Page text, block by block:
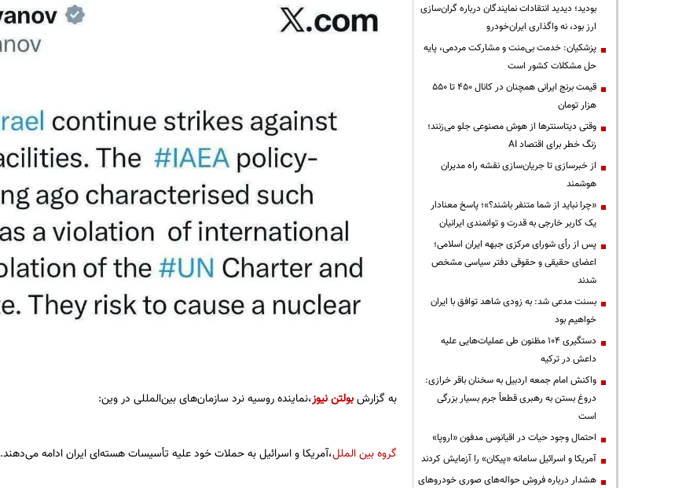
به گزارشبولتن نیوز،نماینده روسیه نرد سازمان‌های بین‌المللی در وین:
گروه بین الملل،آمریکا و اسرائیل به حملات خود علیه تأسیسات هسته‌ای ایران ادامه می‌دهند.
بودید؛ دیدید انتقادات نمایندگان درباره گران‌سازی
ارز بود، نه واگذاری ایران‌خودرو
پزشکیان: خدمت بی‌منت و مشارکت مردمی، پایه
حل مشکلات کشور است
قیمت‌ برنج ایرانی همچنان در کانال ۴۵۰ تا ۵۵۰
هزار تومان
وقتی دیتاسنترها از هوش مصنوعی جلو می‌زنند؛
زنگ خطر برای اقتصاد AI
از خبرسازی تا جریان‌سازی نقشه راه مدیران
هوشمند
«چرا نباید از شما متنفر باشند؟»؛ پاسخ معنادار
یک کاربر خارجی به قدرت و توانمندی ایرانیان
پس از رأی شورای مرکزی جبهه ایران اسلامی؛
اعضای حقیقی و حقوقی دفتر سیاسی مشخص
شدند
بسنت مدعی شد: به زودی شاهد توافق با ایران
خواهیم بود
دستگیری ۱۰۴ مظنون طی عملیات‌هایی علیه
داعش در ترکیه
واکنش امام جمعه اردبیل به سخنان باقر خرازی:
دروغ بستن به رهبری قطعاً جرم بسیار بزرگی
است
احتمال وجود حیات در اقیانوس مدفون «اروپا»
آمریکا و اسرائیل سامانه «پیکان» را آزمایش کردند
هشدار درباره فروش حواله‌های صوری خودروهای